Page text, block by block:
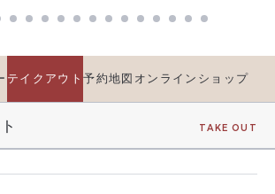
テイクアウト予約地図 オンラインショップ
TAKE OUT